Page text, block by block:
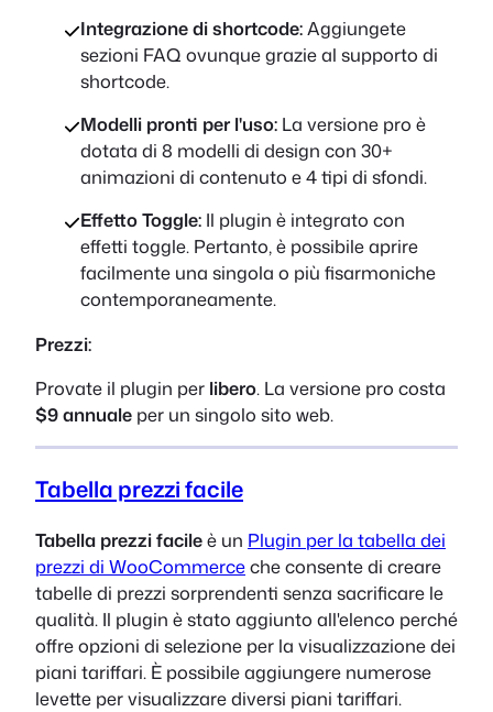
Integrazione di shortcode:Aggiungete
sezioni FAQ ovunque grazie al supporto di
shortcode.
Modelli pronti per l'uso:La versione pro è
dotata di 8 modelli di design con 30+
animazioni di contenuto e 4 tipi di sfondi.
Effetto Toggle: Il plugin è integrato con
effetti toggle. Pertanto, è possibile aprire
facilmente una singola o più fisarmoniche
contemporaneamente.
Prezzi:
Provate il plugin per libero. La versione pro costa
$9 annuale per un singolo sito web.
Tabella prezzi facile
Tabella prezzi facileè un Plugin per la tabella dei
prezzi di WooCommerceche consente di creare
tabelle di prezzi sorprendenti senza sacrificare le
qualità. Il plugin è stato aggiunto all'elenco perché
offre opzioni di selezione per la visualizzazione dei
piani tariffari. È possibile aggiungere numerose
levette per visualizzare diversi piani tariffari.